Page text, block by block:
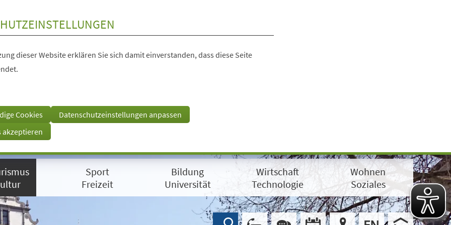
dieser Website erklären Sie sich damit einverstanden, dass diese Seite
Cookies
Datenschutzeinstellungen anpassen
akzeptieren
Sport
Freizeit
Bildung
Universität
Wirtschaft
Technologie
Wohnen
Soziales